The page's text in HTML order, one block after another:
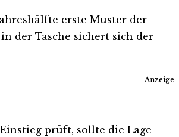
erste Muster der
der Tasche sichert sich der
Anzeige
prüft, sollte die Lage